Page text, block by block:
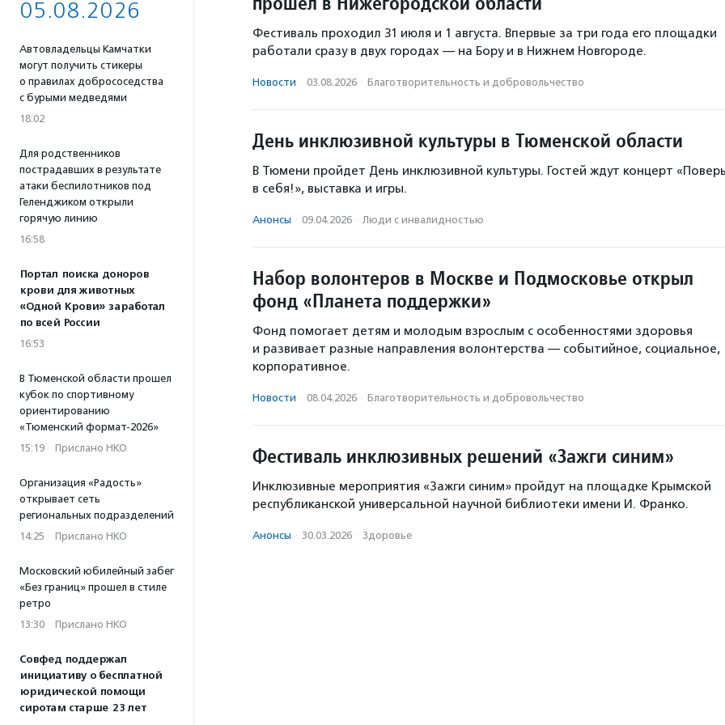
05.08.2026
Автовладельцы Камчатки
могут получить стикеры
о правилах добрососедства
с бурыми медведями
18:02
Для родственников
пострадавших в результате
атаки беспилотников под
Геленджиком открыли
горячую линию
16:58
Портал поиска доноров
крови для животных
«Одной Крови» заработал
по всей России
16:53
В Тюменской области прошел
кубок по спортивному
ориентированию
«Тюменский формат-2026»
15:19 · Прислано НКО
Организация «Радость»
открывает сеть
региональных подразделений
14:25 · Прислано НКО
Московский юбилейный забег
«Без границ» прошел в стиле
ретро
13:30 · Прислано НКО
Совфед поддержал
инициативу о бесплатной
юридической помощи
сиротам старше 23 лет
Фестиваль проходил 31 июля и 1 августа. Впервые за три года его площадки
работали сразу в двух городах — на Бору и в Нижнем Новгороде.
Новости · 03.08.2026 · Благотвори­тель­ность и доброволь­чест­во
День инклюзивной культуры в Тюменской области
В Тюмени пройдет День инклюзивной культуры. Гостей ждут концерт
в себя!», выставка и игры.
Анонсы · 09.04.2026 · Люди с инвалидностью
Набор волонтеров в Москве и Подмосковье открыл
фонд «Планета поддержки»
Фонд помогает детям и молодым взрослым с особенностями здоровья
и развивает разные направления волонтерства — событийное, социальное,
корпоративное.
Новости · 08.04.2026 · Благотвори­тель­ность и доброволь­чест­во
Фестиваль инклюзивных решений «Зажги синим»
Инклюзивные мероприятия «Зажги синим» пройдут на площадке Крымской
республиканской универсальной научной библиотеки имени И. Франко.
Анонсы · 30.03.2026 · Здоровье